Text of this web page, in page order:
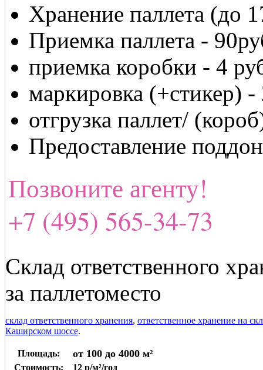
Хранение паллета (до
Приемка паллета -
приемка коробки - 4
маркировка (+стикер) -
отгрузка паллет/
Предоставление
Позвоните агенту!
+7 (495) 565-34-73
Склад ответственного
за паллетоместо
склад ответственного хранения, ответственное хранение на
Каширском шоссе.
Площадь: от 100 до 4000 м²
Стоимость: 12 р/м²/год